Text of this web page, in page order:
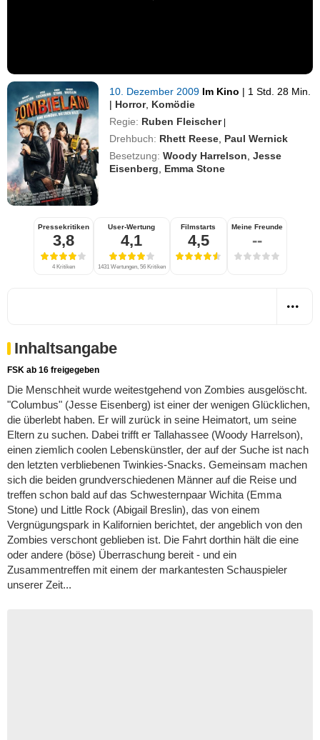
10. Dezember 2009 Im Kino | 1 Std. 28 Min.
| Horror, Komödie
Regie: Ruben Fleischer |
Drehbuch: Rhett Reese Paul Wernick
Besetzung: Woody Harrelson ,Jesse
Eisenberg
Emma Stone
Pressekritiken
3,8
4 Kritiken
User-Wertung
4,1
1431 Wertungen, 56 Kritiken
Filmstarts
4,5
Meine Freunde
--
Inhaltsangabe
FSK ab 16 freigegeben
Die Menschheit wurde weitestgehend von Zombies ausgelöscht.
"Columbus" (Jesse Eisenberg) ist einer der wenigen Glücklichen,
die überlebt haben. Er will zurück in seine Heimatort, um seine
Eltern zu suchen. Dabei trifft er Tallahassee (Woody Harrelson),
einen ziemlich coolen Lebenskünstler, der auf der Suche ist nach
den letzten verbliebenen Twinkies-Snacks. Gemeinsam machen
sich die beiden grundverschiedenen Männer auf die Reise und
treffen schon bald auf das Schwesternpaar Wichita (Emma
Stone) und Little Rock (Abigail Breslin), das von einem
Vergnügungspark in Kalifornien berichtet, der angeblich von den
Zombies verschont geblieben ist. Die Fahrt dorthin hält die eine
oder andere (böse) Überraschung bereit - und ein
Zusammentreffen mit einem der markantesten Schauspieler
unserer Zeit...